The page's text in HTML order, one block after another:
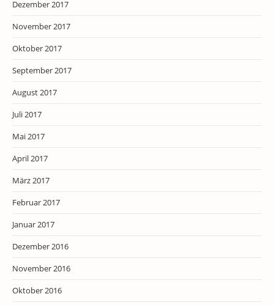
Dezember 2017
November 2017
Oktober 2017
September 2017
August 2017
Juli 2017
Mai 2017
April 2017
März 2017
Februar 2017
Januar 2017
Dezember 2016
November 2016
Oktober 2016